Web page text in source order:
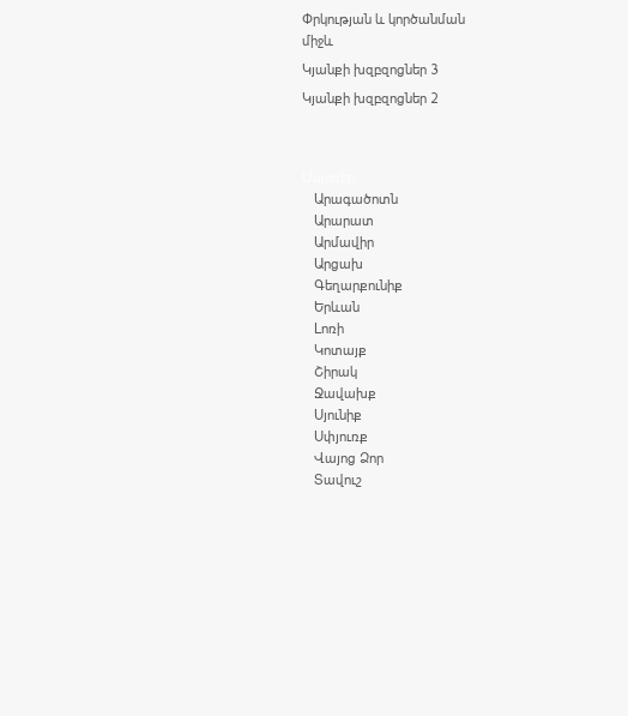
Փրկության և կործանման
միջև
Կյանքի խզբզոցներ 3
Կյանքի խզբզոցներ 2
Արագածոտն
Արարատ
Արմավիր
Արցախ
Գեղարքունիք
Երևան
Լոռի
Կոտայք
Շիրակ
Ջավախք
Սյունիք
Սփյուռք
Վայոց Ձոր
Տավուշ